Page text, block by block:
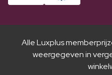
Alle Luxplus
weergegeven in